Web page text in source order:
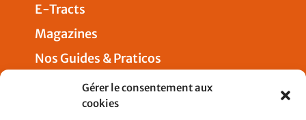
Gérer le consentement aux
cookies
E-Tracts
Magazines
Nos Guides & Praticos